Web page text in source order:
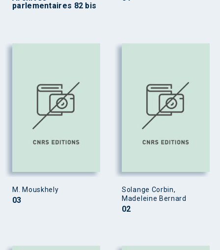
parlementaires 82 bis
M. Mouskhely
03
Solange Corbin,
Madeleine Bernard
02